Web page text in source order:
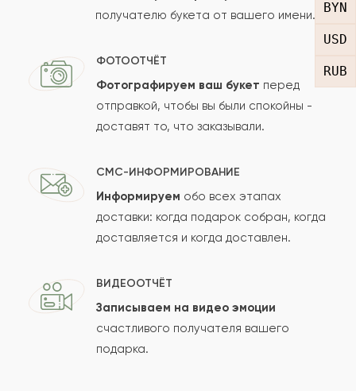
BYN
USD
RUB
Отзыв
Сколько будет
Отзыв будет опубликован после проверки.
Проверяем на спам.
получателю букета от вашего имени.
ФОТООТЧЁТ
Фотографируем ваш букет перед
отправкой, чтобы вы были спокойны -
доставят то, что заказывали.
СМС-ИНФОРМИРОВАНИЕ
Информируем обо всех этапах
доставки: когда подарок собран, когда
доставляется и когда доставлен.
ВИДЕООТЧЁТ
Записываем на видео эмоции
счастливого получателя вашего
подарка.